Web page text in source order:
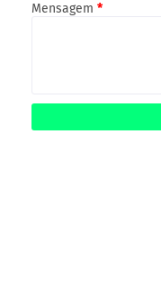
Mensagem *